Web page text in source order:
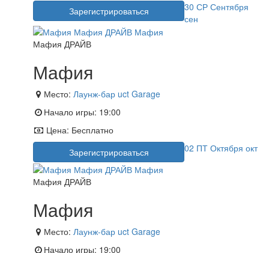
Зарегистрироваться
30 СР Сентября
сен
Мафия ДРАЙВ
Мафия
Место: Лаунж-бар uct Garage
Начало игры: 19:00
Цена: Бесплатно
Зарегистрироваться
02 ПТ Октября окт
Мафия ДРАЙВ
Мафия
Место: Лаунж-бар uct Garage
Начало игры: 19:00